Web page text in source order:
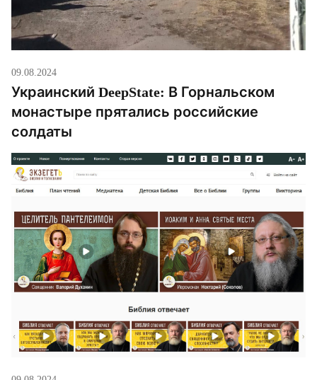
09.08.2024
Украинский DeepState: В Горнальском
монастыре прятались российские
солдаты